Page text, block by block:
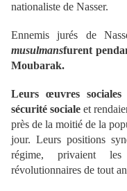
nationaliste de Nasser.
Ennemis jurés de
musulmansfurent
Moubarak.
Leurs œuvres sociales
sécurité sociale et
près de la moitié de la
jour. Leurs positions
régime, privaient
révolutionnaires de tout